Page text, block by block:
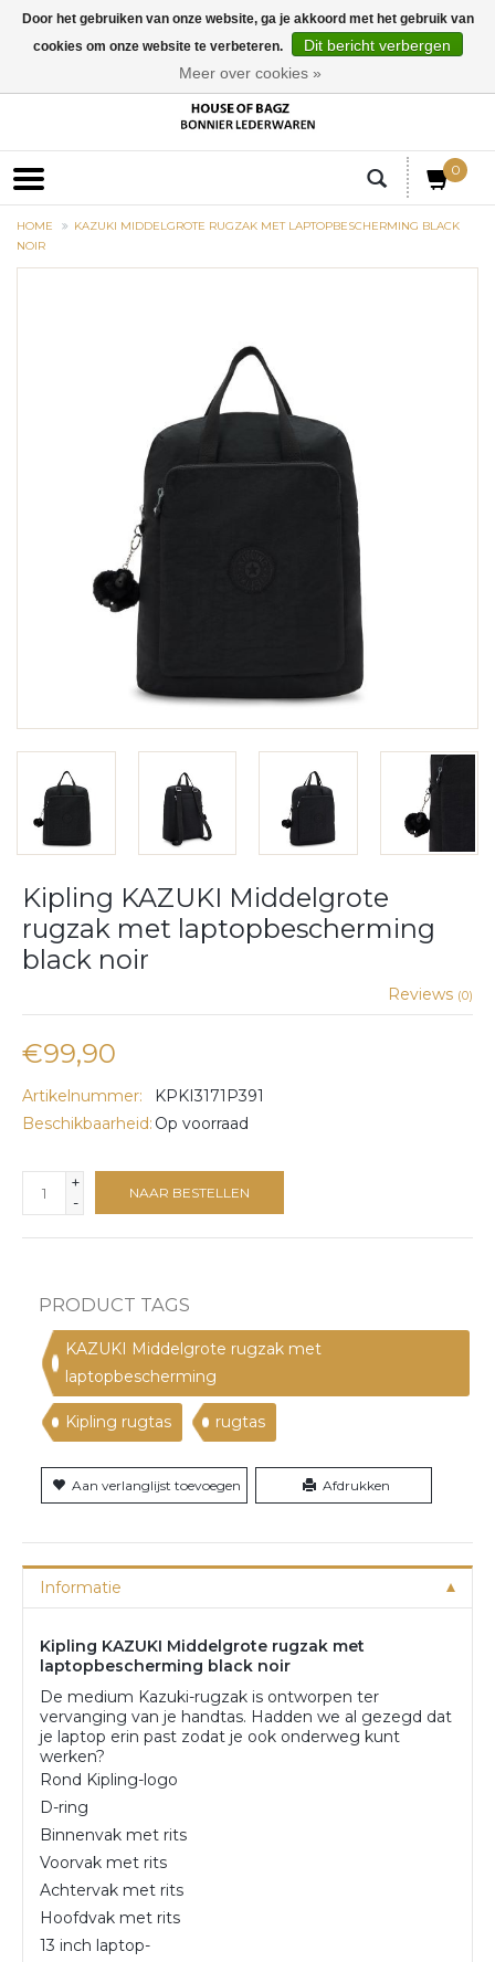
0
HOME
KAZUKI MIDDELGROTE RUGZAK MET LAPTOPBESCHERMING BLACK
NOIR
Kipling KAZUKI Middelgrote
rugzak met laptopbescherming
black noir
Reviews (0)
€99,90
Artikelnummer:
KPKI3171P391
Beschikbaarheid: Op voorraad
+
-
NAAR BESTELLEN
PRODUCT TAGS
KAZUKI Middelgrote rugzak met
laptopbescherming
Kipling rugtas rugtas
Aan verlanglijst toevoegen Afdrukken
Informatie
Kipling KAZUKI Middelgrote rugzak met
laptopbescherming black noir
De medium Kazuki-rugzak is ontworpen ter
vervanging van je handtas. Hadden we al gezegd dat
je laptop erin past zodat je ook onderweg kunt
werken?
Rond Kipling-logo
D-ring
Binnenvak met rits
Voorvak met rits
Achtervak met rits
Hoofdvak met rits
13 inch laptop-
Door het gebruiken van onze website, ga je akkoord met het gebruik van
cookies om onze website te verbeteren.
Dit bericht verbergen
Meer over cookies »